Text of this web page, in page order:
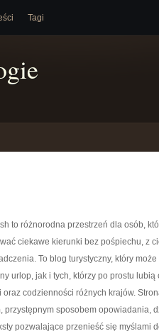
Tagi
to różnorodna przestrzeń dla osób,
ciekawe kierunki bez pośpiechu, z
To blog turystyczny, który
urlop, jak i tych, którzy po prostu
oraz codzienności różnych krajów.
przystępnym sposobem opowiadania,
pozwalające przenieść się myślami